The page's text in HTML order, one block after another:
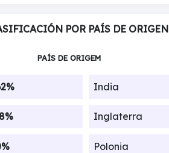
POR PAÍS DE ORIGEN
PAÍS DE ORIGEM
India
Inglaterra
Polonia